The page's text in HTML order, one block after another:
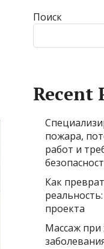
Поиск
Recent
пожара,
работ и
Как
проекта
Массаж при